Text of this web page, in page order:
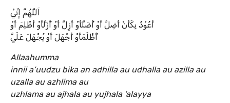
اَللَّهُمَّ إِنِّيْ
أَعُوْذُ بِكَأَنْ أَضِلَّ أَوْ أُضَلَّأَوْ أَزِلَّ أَوْ أُزَلَّأَوْ أَظْلِمَ أَوْ
أُظْلَمَأَوْ أَجْهَلَ أَوْ يُجْهَلَ عَلَيَّ
Allaahumma
innii a’uudzu bika an adhilla au udhalla au azilla au
uzalla au azhlima au
uzhlama au ajhala au yujhala ‘alayya